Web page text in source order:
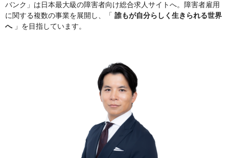
バンク」は日本最大級の障害者向け総合求人サイトへ。障害者雇用
に関する複数の事業を展開し、「 誰もが自分らしく生きられる世界
へ」を目指しています。